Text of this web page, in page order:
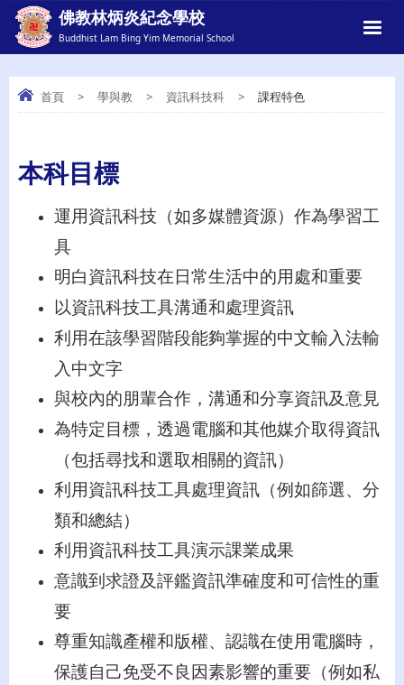
佛教林炳炎紀念學校
Buddhist Lam Bing Yim Memorial School
首頁 > 學與教 > 資訊科技科 > 課程特色
本科目標
運用資訊科技（如多媒體資源）作為學習工
具
明白資訊科技在日常生活中的用處和重要
以資訊科技工具溝通和處理資訊
利用在該學習階段能夠掌握的中文輸入法輸
入中文字
與校內的朋輩合作，溝通和分享資訊及意見
為特定目標，透過電腦和其他媒介取得資訊
（包括尋找和選取相關的資訊）
利用資訊科技工具處理資訊（例如篩選、分
類和總結）
利用資訊科技工具演示課業成果
意識到求證及評鑑資訊準確度和可信性的重
要
尊重知識產權和版權、認識在使用電腦時，
保護自己免受不良因素影響的重要（例如私